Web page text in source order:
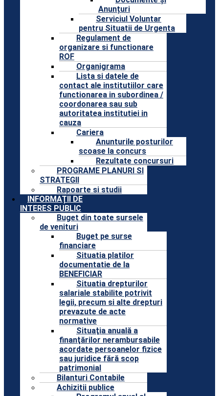
Anunțuri
Serviciul Voluntar
pentru Situatii de Urgenta
Regulament de
organizare si functionare
ROF
Organigrama
Lista si datele de
contact ale institutiilor care
functionarea in subordinea /
coordonarea sau sub
autoritatea institutiei in
cauza
Cariera
Anunturile posturilor
scoase la concurs
Rezultate concursuri
PROGRAME PLANURI SI
STRATEGII
Rapoarte si studii
INFORMAȚII DE
INTERES PUBLIC
Buget din toate sursele
de venituri
Buget pe surse
financiare
Situatia platilor
documentatie de la
BENEFICIAR
Situatia drepturilor
salariale stabilite potrivit
legii, precum si alte drepturi
prevazute de acte
normative
Situaţia anuală a
finanţărilor nerambursabile
acordate persoanelor fizice
sau juridice fără scop
patrimonial
Bilanturi Contabile
Achizitii publice